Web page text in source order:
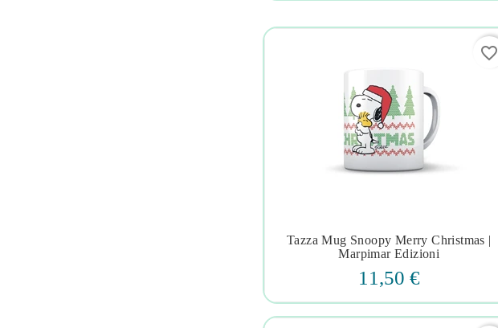
   
Tazza Mug Snoopy Merry Christmas |
Marpimar Edizioni
11,50 €
favorite_border